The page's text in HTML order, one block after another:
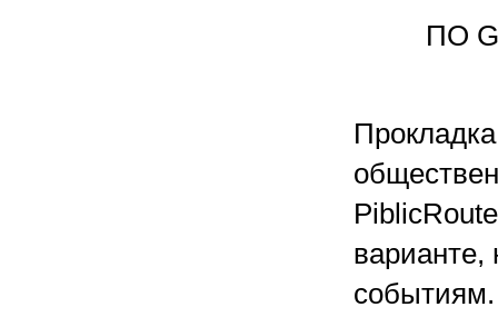
ПО
варианте,
событиям.